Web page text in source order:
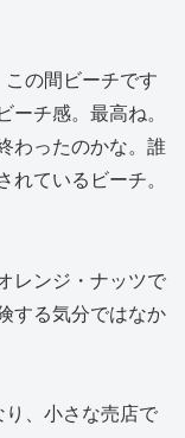
の間ビーチです
ーチ感。最高ね。
わったのかな。誰
れているビーチ。
レンジ・ナッツで
する気分ではなか
、小さな売店で